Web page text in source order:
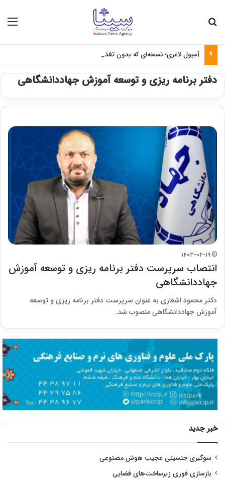
آمپول لاغری؛ نسخه‌ای که بدون تغذیه خطرناک می‌شود
دفتر برنامه ریزی و توسعه آموزش جهاددانشگاهی
۱۴۰۳-۰۲-۱۹
انتصاب سرپرست دفتر برنامه ریزی و توسعه آموزش
جهاددانشگاهی
دکتر محمود اشعاری به عنوان سرپرست دفتر برنامه ریزی و توسعه
آموزش جهاددانشگاهی منصوب شد.
خبر جدید
سوگیری جنسیتی عجیب هوش مصنوعی
بازسازی فوری زیرساخت‌های فضایی